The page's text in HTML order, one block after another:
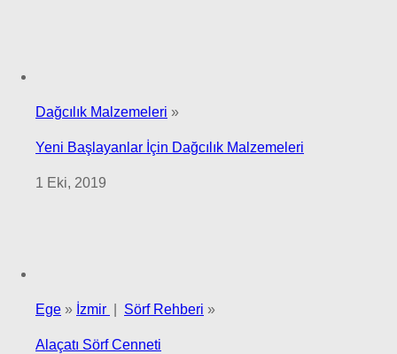
Dağcılık Malzemeleri »
Yeni Başlayanlar İçin Dağcılık Malzemeleri
1 Eki, 2019
Ege » İzmir Sörf Rehberi »
Alaçatı Sörf Cenneti